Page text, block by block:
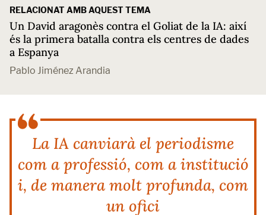
RELACIONAT AMB AQUEST TEMA
Un David aragonès contra el Goliat de la IA: així
és la primera batalla contra els centres de dades
a Espanya
Pablo Jiménez Arandia
La IA canviarà el periodisme
com a professió, com a institució
i, de manera molt profunda, com
un ofici